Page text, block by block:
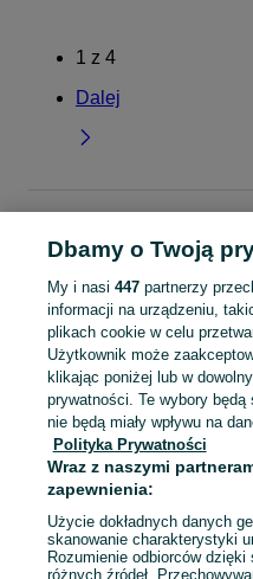
1 z 4
Dalej
Dolnośląskie
Koszule - Kłodzko
KATEGORIA
ubranko do chrztu dla chłopca,
Mapa kategorii
Mapa miejscowości
Mapa ministron
Popularne wyszukiwania
Dbamy o Twoją
My i nasi 447partnerzy
informacji na urządzeniu,
plikach cookie w celu
Użytkownik może
klikając poniżej lub w
prywatności. Te wybory
nie będą miały wpływu na
Polityka Prywatności
Wraz z naszymi
zapewnienia:
Użycie dokładnych danych
skanowanie charakterystyki
Rozumienie odbiorców
różnych źródeł.